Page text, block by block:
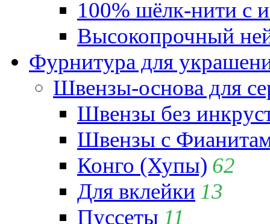
100% шёлк-нити с
Высокопрочный
Фурнитура для
Швензы-основа для
Швензы без
Швензы с
Конго (Хупы) 62
Для вклейки 13
Пуссеты 11